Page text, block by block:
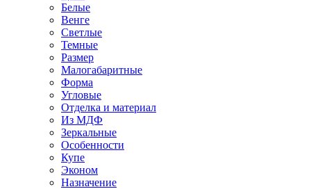
Белые
Венге
Светлые
Темные
Размер
Малогабаритные
Форма
Угловые
Отделка и материал
Из МДФ
Зеркальные
Особенности
Купе
Эконом
Назначение